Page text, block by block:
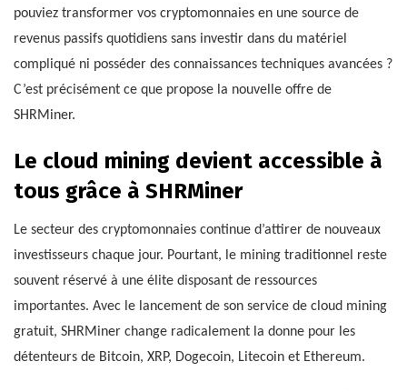
pouviez transformer vos cryptomonnaies en une source de
revenus passifs quotidiens sans investir dans du matériel
compliqué ni posséder des connaissances techniques avancées ?
C’est précisément ce que propose la nouvelle offre de
SHRMiner.
Le cloud mining devient accessible à
tous grâce à SHRMiner
Le secteur des cryptomonnaies continue d’attirer de nouveaux
investisseurs chaque jour. Pourtant, le mining traditionnel reste
souvent réservé à une élite disposant de ressources
importantes. Avec le lancement de son service de cloud mining
gratuit, SHRMiner change radicalement la donne pour les
détenteurs de Bitcoin, XRP, Dogecoin, Litecoin et Ethereum.